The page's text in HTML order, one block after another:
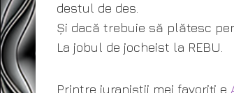
destul de des.
Și dacă trebuie să plătesc
La jobul de jocheist la REBU.
Printre juraniștii mei favoriți e